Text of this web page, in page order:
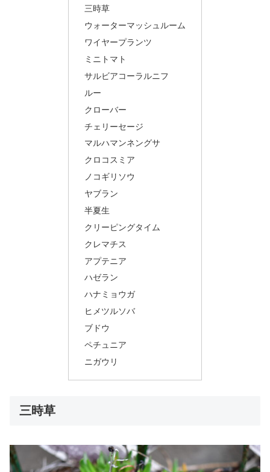
三時草
ウォーターマッシュルーム
ワイヤープランツ
ミニトマト
サルビアコーラルニフ
ルー
クローバー
チェリーセージ
マルハマンネングサ
クロコスミア
ノコギリソウ
ヤブラン
半夏生
クリーピングタイム
クレマチス
アプテニア
ハゼラン
ハナミョウガ
ヒメツルソバ
ブドウ
ペチュニア
ニガウリ
三時草